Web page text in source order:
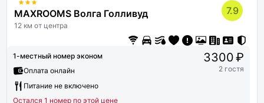
MAXROOMS Волга Голливуд
12 км от центра
7.9
1-местный номер эконом
Оплата онлайн
Питание не включено
Остался 1 номер по этой цене
3300 ₽
2 гостя